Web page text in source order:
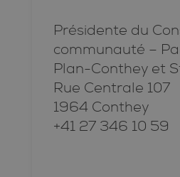
Présidente du
communauté –
Plan-Conthey et
Rue Centrale 107
1964 Conthey
+41 27 346 10 59